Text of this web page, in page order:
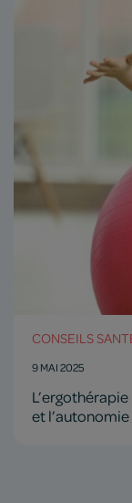
CONSEILS
9 MAI 2025
et